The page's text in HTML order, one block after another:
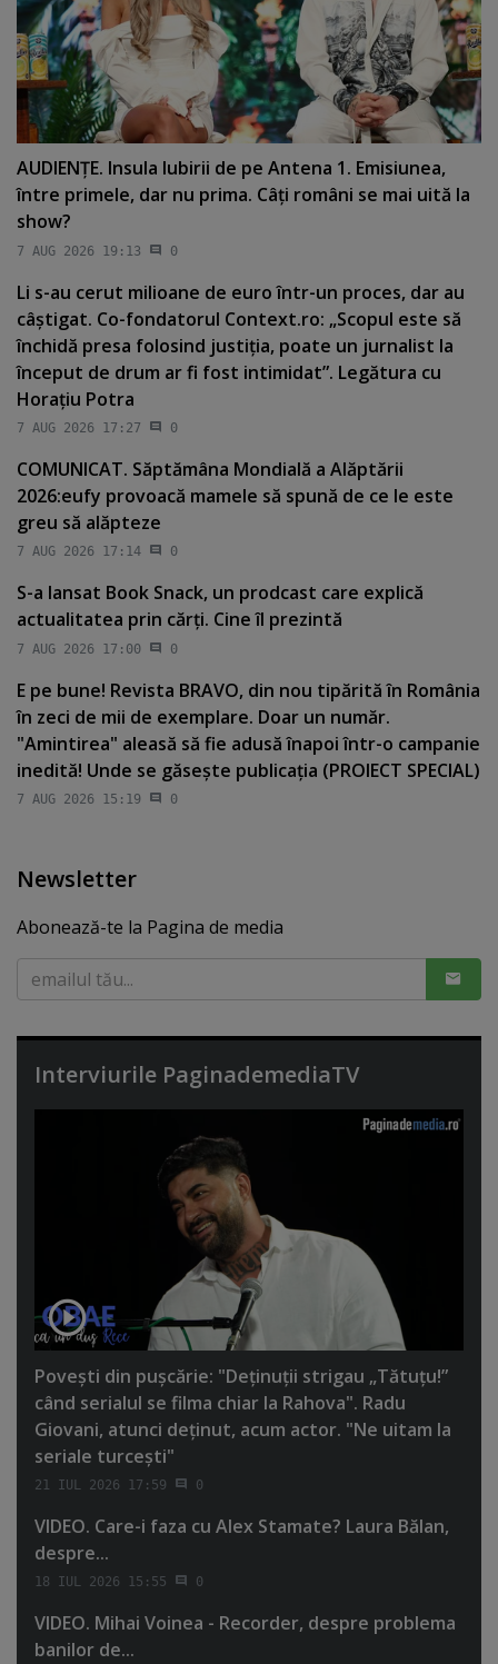
AUDIENŢE. Insula Iubirii de pe Antena 1. Emisiunea,
între primele, dar nu prima. Câţi români se mai uită la
show?
7 AUG 2026 19:13 0
Li s-au cerut milioane de euro într-un proces, dar au
câştigat. Co-fondatorul Context.ro: „Scopul este să
închidă presa folosind justiţia, poate un jurnalist la
început de drum ar fi fost intimidat”. Legătura cu
Horaţiu Potra
7 AUG 2026 17:27 0
COMUNICAT. Săptămâna Mondială a Alăptării
2026:eufy provoacă mamele să spună de ce le este
greu să alăpteze
7 AUG 2026 17:14 0
S-a lansat Book Snack, un prodcast care explică
actualitatea prin cărţi. Cine îl prezintă
7 AUG 2026 17:00 0
E pe bune! Revista BRAVO, din nou tipărită în România
în zeci de mii de exemplare. Doar un număr.
"Amintirea" aleasă să fie adusă înapoi într-o campanie
inedită! Unde se găseşte publicaţia (PROIECT SPECIAL)
7 AUG 2026 15:19 0
Newsletter
Abonează-te la Pagina de media
Interviurile PaginademediaTV
Poveşti din puşcărie: "Deţinuţii strigau „Tătuţu!”
când serialul se filma chiar la Rahova". Radu
Giovani, atunci deţinut, acum actor. "Ne uitam la
seriale turceşti"
21 IUL 2026 17:59 0
VIDEO. Care-i faza cu Alex Stamate? Laura Bălan,
despre...
18 IUL 2026 15:55 0
VIDEO. Mihai Voinea - Recorder, despre problema
banilor de...